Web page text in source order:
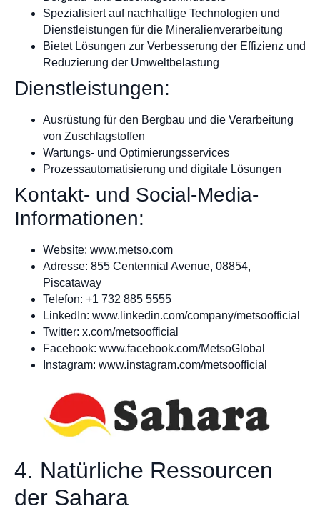
Spezialisiert auf nachhaltige Technologien und
Dienstleistungen für die Mineralienverarbeitung
Bietet Lösungen zur Verbesserung der Effizienz und
Reduzierung der Umweltbelastung
Dienstleistungen:
Ausrüstung für den Bergbau und die Verarbeitung
von Zuschlagstoffen
Wartungs- und Optimierungsservices
Prozessautomatisierung und digitale Lösungen
Kontakt- und Social-Media-
Informationen:
Website: www.metso.com
Adresse: 855 Centennial Avenue, 08854,
Piscataway
Telefon: +1 732 885 5555
LinkedIn: www.linkedin.com/company/metsoofficial
Twitter: x.com/metsoofficial
Facebook: www.facebook.com/MetsoGlobal
Instagram: www.instagram.com/metsoofficial
4. Natürliche Ressourcen
der Sahara